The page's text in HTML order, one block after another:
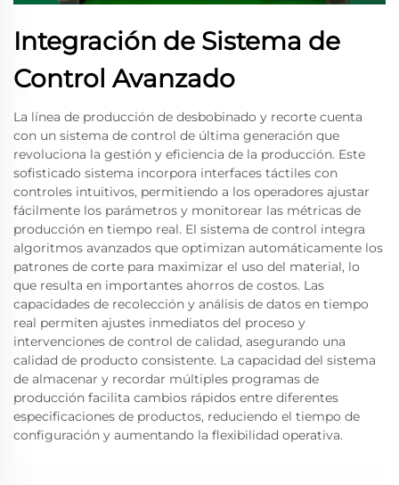
Integración de Sistema de
Control Avanzado
La línea de producción de desbobinado y recorte cuenta
con un sistema de control de última generación que
revoluciona la gestión y eficiencia de la producción. Este
sofisticado sistema incorpora interfaces táctiles con
controles intuitivos, permitiendo a los operadores ajustar
fácilmente los parámetros y monitorear las métricas de
producción en tiempo real. El sistema de control integra
algoritmos avanzados que optimizan automáticamente los
patrones de corte para maximizar el uso del material, lo
que resulta en importantes ahorros de costos. Las
capacidades de recolección y análisis de datos en tiempo
real permiten ajustes inmediatos del proceso y
intervenciones de control de calidad, asegurando una
calidad de producto consistente. La capacidad del sistema
de almacenar y recordar múltiples programas de
producción facilita cambios rápidos entre diferentes
especificaciones de productos, reduciendo el tiempo de
configuración y aumentando la flexibilidad operativa.